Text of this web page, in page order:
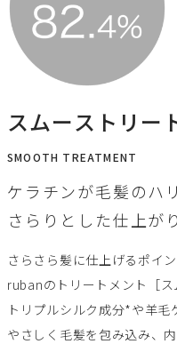
スムーストリー
SMOOTH TREATMENT
ケラチンが毛髪のハ
さらりとした仕上が
さらさら髪に仕上げるポイ
rubanのトリートメント［ス
トリプルシルク成分*や羊毛
やさしく毛髪を包み込み、内